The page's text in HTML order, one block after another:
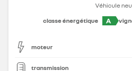
Véhicule
classe énergétique
A
moteur
transmission